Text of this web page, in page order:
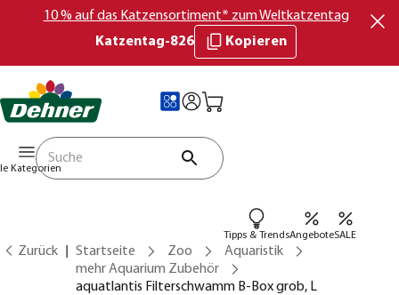
10 % auf das Katzensortiment* zum Weltkatzentag
Katzentag-826
Kopieren
Kategorien
Tipps & TrendsAngeboteSALE
Zurück Startseite Zoo
Aquaristik
mehr Aquarium Zubehör
aquatlantis Filterschwamm B-Box grob, L